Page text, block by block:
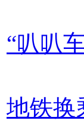
“叭叭
地铁换